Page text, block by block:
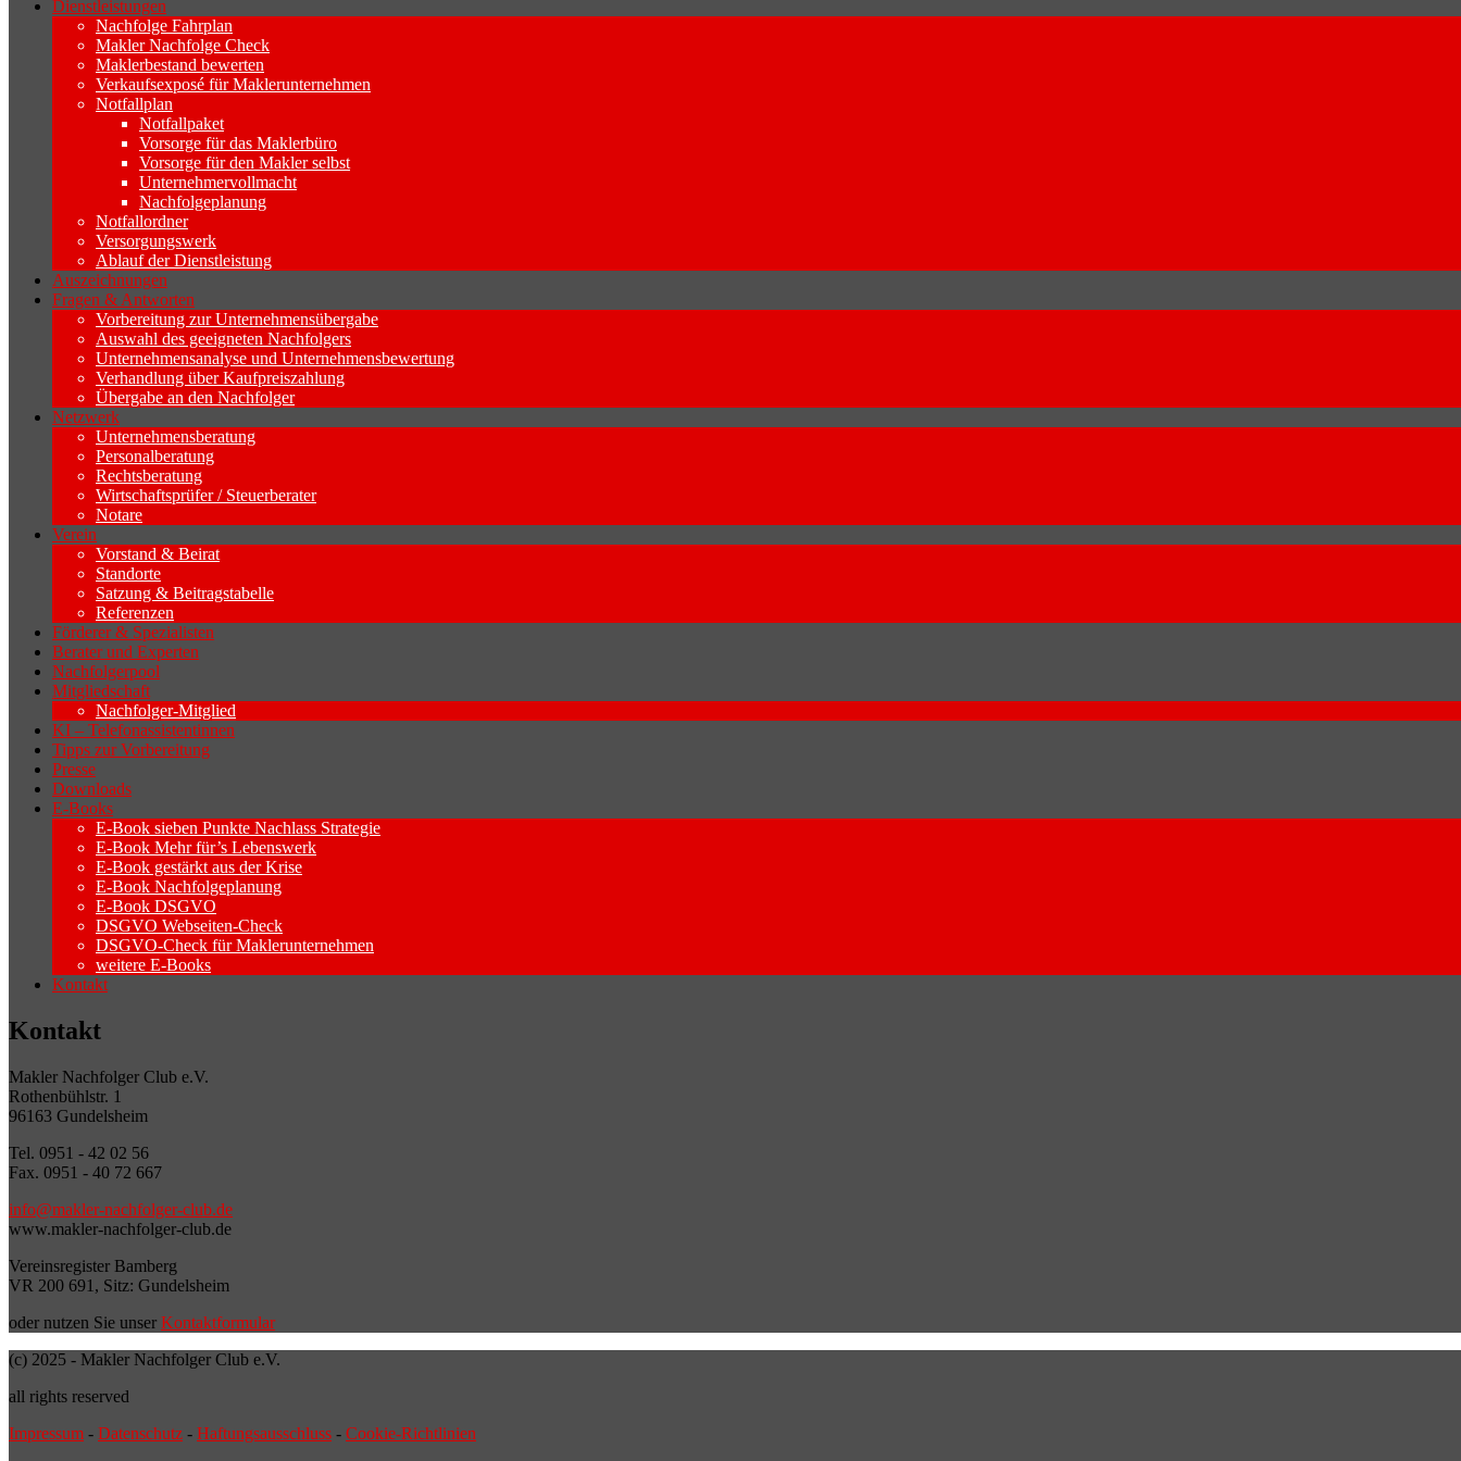
Dienstleistungen
Nachfolge Fahrplan
Makler Nachfolge Check
Maklerbestand bewerten
Verkaufsexposé für Maklerunternehmen
Notfallplan
Notfallpaket
Vorsorge für das Maklerbüro
Vorsorge für den Makler selbst
Unternehmervollmacht
Nachfolgeplanung
Notfallordner
Versorgungswerk
Ablauf der Dienstleistung
Auszeichnungen
Fragen & Antworten
Vorbereitung zur Unternehmensübergabe
Auswahl des geeigneten Nachfolgers
Unternehmensanalyse und Unternehmensbewertung
Verhandlung über Kaufpreiszahlung
Übergabe an den Nachfolger
Netzwerk
Unternehmensberatung
Personalberatung
Rechtsberatung
Wirtschaftsprüfer / Steuerberater
Notare
Verein
Vorstand & Beirat
Standorte
Satzung & Beitragstabelle
Referenzen
Förderer & Spezialisten
Berater und Experten
Nachfolgerpool
Mitgliedschaft
Nachfolger-Mitglied
KI – Telefonassistentinnen
Tipps zur Vorbereitung
Presse
Downloads
E-Books
E-Book sieben Punkte Nachlass Strategie
E-Book Mehr für’s Lebenswerk
E-Book gestärkt aus der Krise
E-Book Nachfolgeplanung
E-Book DSGVO
DSGVO Webseiten-Check
DSGVO-Check für Maklerunternehmen
weitere E-Books
Kontakt
Kontakt
Makler Nachfolger Club e.V.
Rothenbühlstr. 1
96163 Gundelsheim
Tel. 0951 - 42 02 56
Fax. 0951 - 40 72 667
info@makler-nachfolger-club.de
www.makler-nachfolger-club.de
Vereinsregister Bamberg
VR 200 691, Sitz: Gundelsheim
oder nutzen Sie unser Kontaktformular
(c) 2025 - Makler Nachfolger Club e.V.
all rights reserved
Impressum - Datenschutz - Haftungsausschluss - Cookie-Richtlinien